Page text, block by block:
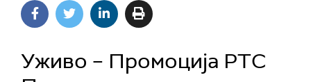
Уживо – Промоција РТС